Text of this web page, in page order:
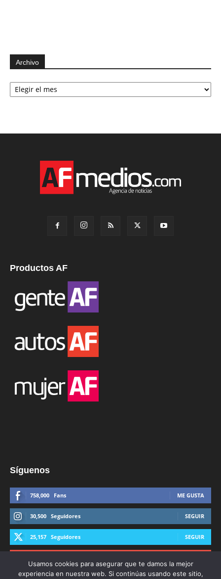
Archivo
Archivo
Productos AF
Síguenos
758,000 Fans ME GUSTA
30,500 Seguidores SEGUIR
25,157 Seguidores SEGUIR
Usamos cookies para asegurar que te damos la mejor
experiencia en nuestra web. Si continúas usando este sitio,